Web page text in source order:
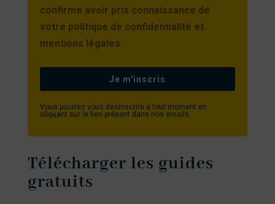
confirme avoir pris connaissance de
votre politique de confidentialité et
mentions légales.
Je m'inscris
Vous pourrez vous désinscrire à tout moment en
cliquant sur le lien présent dans nos emails.
Télécharger les guides
gratuits